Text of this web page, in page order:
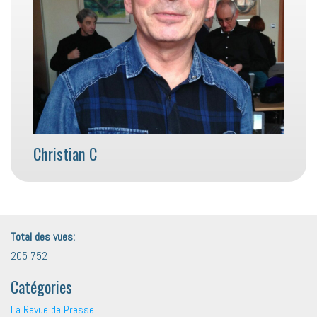
Christian C
Total des vues:
205 752
Catégories
La Revue de Presse